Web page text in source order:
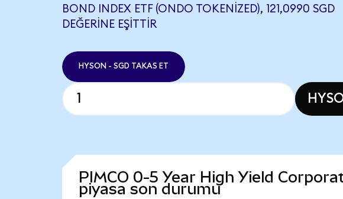
BOND INDEX ETF (ONDO TOKENIZED), 121,0990 SGD
DEĞERINE EŞITTIR
HYSON - SGD TAKAS ET
PIMCO 0-5 Year High Yield
piyasa son durumu